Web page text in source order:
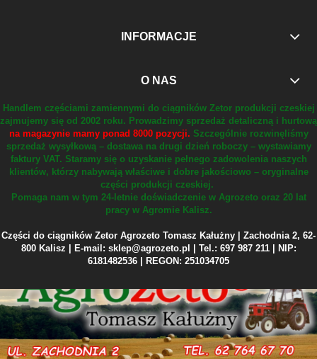
INFORMACJE
O NAS
Handlem częściami zamiennymi do ciągników Zetor produkcji czeskiej
zajmujemy się od 2002 roku. Prowadzimy sprzedaż detaliczną i hurtową
na magazynie mamy ponad 8000 pozycji. Szczególnie rozwinęliśmy
sprzedaż wysyłkową – dostawa na drugi dzień roboczy – wystawiamy
faktury VAT. Staramy się o uzyskanie pełnego zadowolenia naszych
klientów, którzy nabywają właściwe i dobre jakościowo – oryginalne
części produkcji czeskiej.
Pomaga nam w tym 24-letnie doświadczenie w Agrozeto oraz 20 lat
pracy w Agromie Kalisz.
Części do ciągników Zetor Agrozeto Tomasz Kałużny | Zachodnia 2, 62-
800 Kalisz | E-mail: sklep@agrozeto.pl | Tel.: 697 987 211 | NIP:
6181482536 | REGON: 251034705